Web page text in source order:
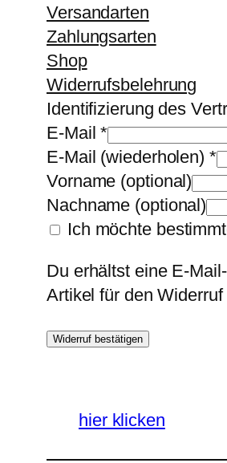
Versandarten
Zahlungsarten
Shop
Widerrufsbelehrung
Identifizierung des
E-Mail*
E-Mail (wiederholen) *
Vorname (optional)
Nachname (optional)
Ich möchte
Du erhältst eine E-
Artikel für den
Widerruf bestätigen
hier klicken